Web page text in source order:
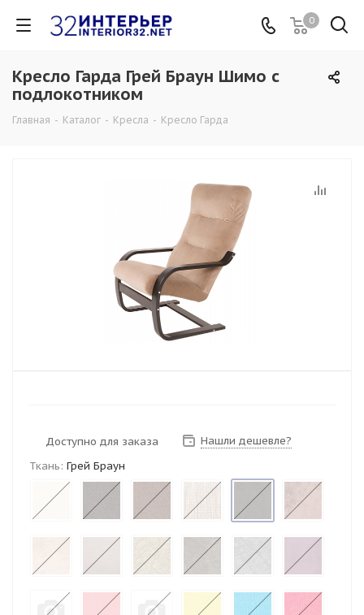
0
Кресло Гарда Грей Браун Шимо с
подлокотником
Главная - Каталог - Кресла - Кресло Гарда
Доступно для заказа
Нашли дешевле?
Ткань: Грей Браун